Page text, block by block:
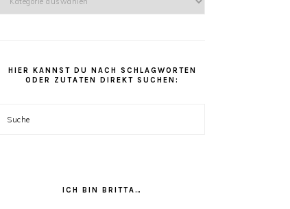
Rezept
HIER KANNST DU NACH SCHLAGWORTEN
ODER ZUTATEN DIREKT SUCHEN:
Suche
ICH BIN BRITTA…